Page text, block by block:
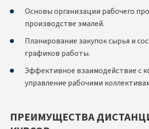
Основы организации рабочего
производстве эмалей.
Планирование закупок сырья и
графиков работы.
Эффективное взаимодействие с
управление рабочими
ПРЕИМУЩЕСТВА